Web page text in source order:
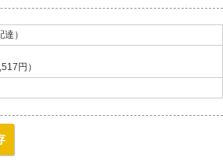
）
円）